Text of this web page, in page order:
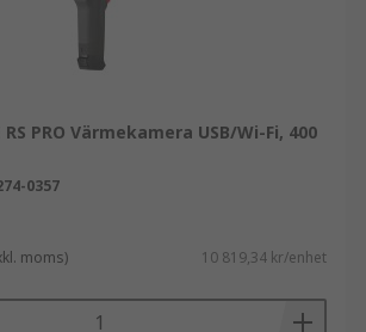
RS PRO Värmekamera USB/Wi-Fi, 400
0357
moms) 10 819,34 kr/enhet